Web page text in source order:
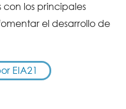
los principales
el desarrollo de
EIA21